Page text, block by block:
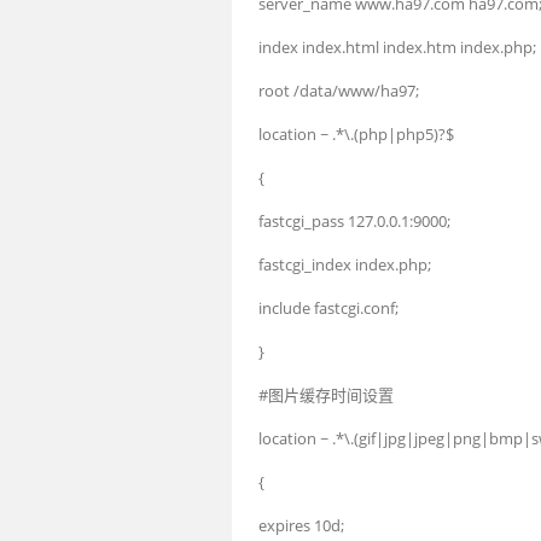
index index.html index.htm index.php;
root/data/www/ha97;
location ~ .*\.(php| php5)?$
{
fastcgi pass 127.0.0.1:9000;
fastcgi_index index.php;
includefastcgi.conf;
}
#图片缓存时间设置
location ~ .*\.(gif| jpg| jpeg| png| bmp|
{
expires 10d;